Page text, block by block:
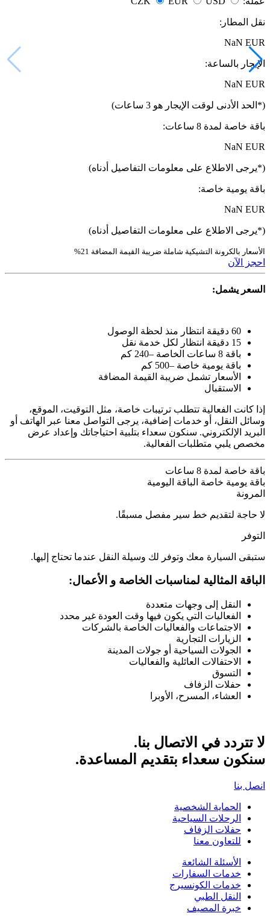
نقل المطار:
NaN EUR
الإيجار بالساعة:
NaN EUR
(*الحد الأدنى لوقت الإيجار هو 3 ساعات)
باقة خاصة لمدة 8 ساعات:
NaN EUR
(*يرجى الاطلاع على معلومات التفاصيل أدناه)
باقة يومية خاصة:
NaN EUR
(*يرجى الاطلاع على معلومات التفاصيل أدناه)
الأسعار بالكرونة التشيكية شاملة ضريبة القيمة المضافة 21%
احجز الآن
السعر يشمل:
60 دقيقة انتظار منذ لحظة الوصول
15 دقيقة انتظار لكل خدمة نقل
باقة 8 ساعات الخاصة –240 كم
باقة يومية خاصة –500 كم
الأسعار تشمل ضريبة القيمة المضافة
الاستقبال
إذا كانت الفعالية تتطلب ترتيبات خاصة، مثل التوقيت، الموقع،
وسائل النقل، أو خدمات إضافية، يرجى التواصل معنا عبر الهاتف أو
البريد الإلكتروني. سنكون سعداء بتلبية احتياجاتك وإعداد عرض
مخصص يلبي متطلبات الفعالية.
باقة خاصة لمدة 8 ساعات
باقة يومية خاصة الباقة اليومية
المرونة
لا حاجة لتقديم خط سير مفصل مسبقًا.
التوفر
ستبقى السيارة معك وتوفر لك وسيلة النقل عندما تحتاج إليها.
الباقة المثالية لمناسبات الخاصة و الأعمال:
النقل إلى وجهات متعددة
الفعاليات التي يكون فيها وقت العودة غير محدد
الاجتماعات والفعاليات الخاصة بالشركات
الزيارات التجارية
الجولات السياحية أو جولات المدينة
الاحتفالات العائلية والفعاليات
التسوق
حفلات الزفاف
العشاء، المسرح، الأوبرا
لا تتردد في الاتصال بنا.
سنكون سعداء بتقديم المساعدة.
انصل بنا
الحماية الشخصية
الرحلات السياحية
حفلات الزفاف
للتعاون معنا
الأسئلة الشائعة
خدمات السفارات
خدمات الكونسيرج
النقل الطبي
خبرة المصيف